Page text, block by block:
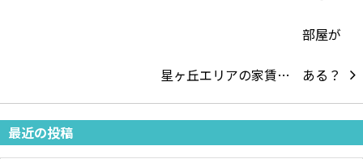
星ヶ丘エリアの家賃…
最近の投稿